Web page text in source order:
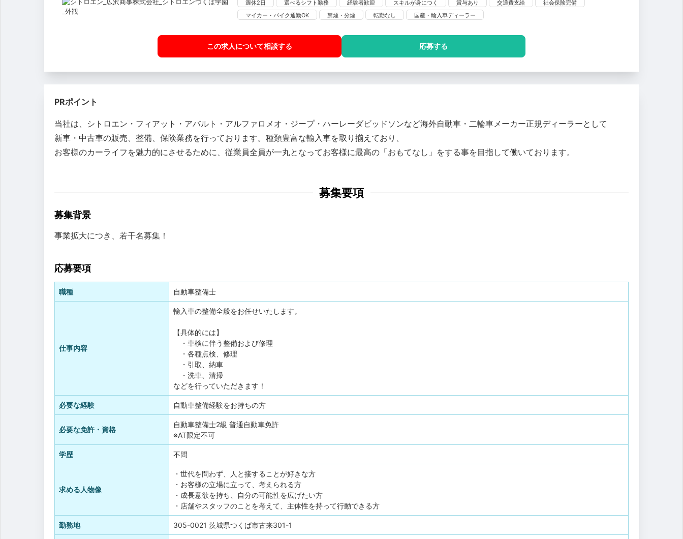
週休2日 選べるシフト勤務 経験者歓迎 スキルが身につく 賞与あり 交通費支給
社会保険完備
マイカー・バイク通勤OK
禁煙・分煙 転勤なし 国産・輸入車ディーラー
この求人について相談する 応募する
PRポイント
当社は、シトロエン・フィアット・アバルト・アルファロメオ・ジープ・ハーレーダビッドソンなど海外自動車・二輪車メーカー正規ディーラーとして
新車・中古車の販売、整備、保険業務を行っております。種類豊富な輸入車を取り揃えており、
お客様のカーライフを魅力的にさせるために、従業員全員が一丸となってお客様に最高の「おもてなし」をする事を目指して働いております。
募集要項
募集背景
事業拡大につき、若干名募集！
応募要項
職種 自動車整備士
仕事内容
輸入車の整備全般をお任せいたします。
【具体的には】
・車検に伴う整備および修理
・各種点検、修理
・引取、納車
・洗車、清掃
などを行っていただきます！
必要な経験 自動車整備経験をお持ちの方
必要な免許・資格
自動車整備士2級 普通自動車免許
※AT限定不可
学歴 不問
求める人物像
・世代を問わず、人と接することが好きな方
・お客様の立場に立って、考えられる方
・成長意欲を持ち、自分の可能性を広げたい方
・店舗やスタッフのことを考えて、主体性を持って行動できる方
勤務地 305-0021 茨城県つくば市古来301-1